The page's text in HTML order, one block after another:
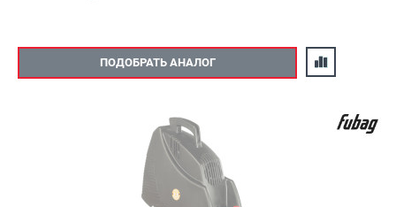
ПОДОБРАТЬ АНАЛОГ